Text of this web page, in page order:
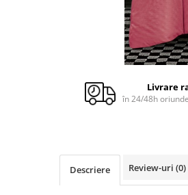
Livrare
în 24/48h
Descriere Review-uri (0)